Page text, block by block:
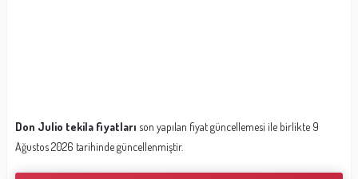
Don Julio tekila fiyatları son yapılan fiyat güncellemesi ile birlikte 9
Ağustos 2026 tarihinde güncellenmiştir.